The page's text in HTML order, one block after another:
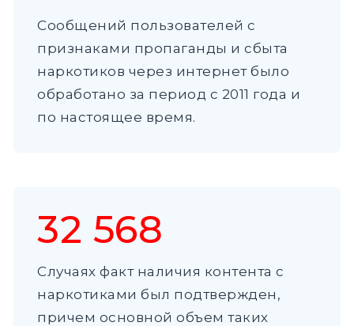
Сообщений пользователей с
признаками пропаганды и сбыта
наркотиков через интернет было
обработано за период с 2011 года и
по настоящее время.
32 568
Случаях факт наличия контента с
наркотиками был подтвержден,
причем основной объем таких